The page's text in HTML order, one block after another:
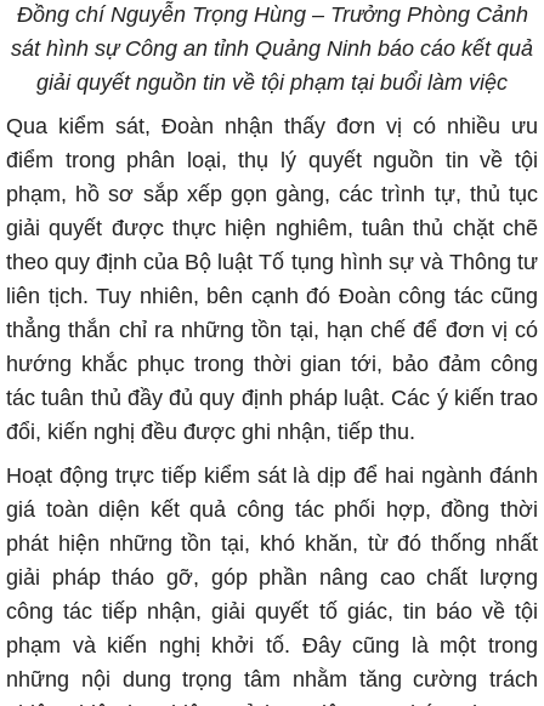
Đồng chí Nguyễn Trọng Hùng – Trưởng Phòng Cảnh
sát hình sự Công an tỉnh Quảng Ninh báo cáo kết quả
giải quyết nguồn tin về tội phạm tại buổi làm việc
Qua kiểm sát, Đoàn nhận thấy đơn vị có nhiều ưu
điểm trong phân loại, thụ lý quyết nguồn tin về tội
phạm, hồ sơ sắp xếp gọn gàng, các trình tự, thủ tục
giải quyết được thực hiện nghiêm, tuân thủ chặt chẽ
theo quy định của Bộ luật Tố tụng hình sự và Thông tư
liên tịch. Tuy nhiên, bên cạnh đó Đoàn công tác cũng
thẳng thắn chỉ ra những tồn tại, hạn chế để đơn vị có
hướng khắc phục trong thời gian tới, bảo đảm công
tác tuân thủ đầy đủ quy định pháp luật. Các ý kiến trao
đổi, kiến nghị đều được ghi nhận, tiếp thu.
Hoạt động trực tiếp kiểm sát là dịp để hai ngành đánh
giá toàn diện kết quả công tác phối hợp, đồng thời
phát hiện những tồn tại, khó khăn, từ đó thống nhất
giải pháp tháo gỡ, góp phần nâng cao chất lượng
công tác tiếp nhận, giải quyết tố giác, tin báo về tội
phạm và kiến nghị khởi tố. Đây cũng là một trong
những nội dung trọng tâm nhằm tăng cường trách